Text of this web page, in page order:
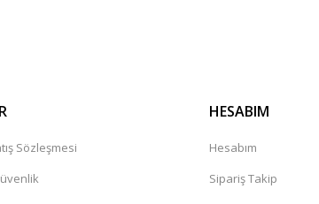
Sözleşmesi
HESABIM
Hesabım
Sipariş Takip